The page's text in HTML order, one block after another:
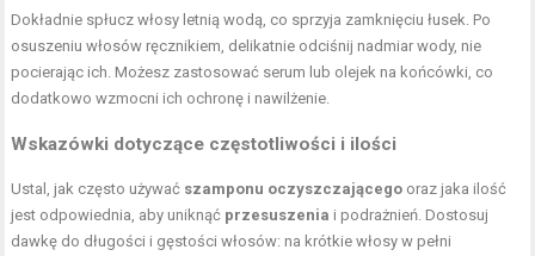
Dokładnie spłucz włosy letnią wodą, co sprzyja zamknięciu łusek. Po
osuszeniu włosów ręcznikiem, delikatnie odciśnij nadmiar wody, nie
pocierając ich. Możesz zastosować serum lub olejek na końcówki, co
dodatkowo wzmocni ich ochronę i nawilżenie.
Wskazówki dotyczące częstotliwości i ilości
Ustal, jak często używać szamponu oczyszczającego oraz jaka ilość
jest odpowiednia, aby uniknąć przesuszenia i podrażnień. Dostosuj
dawkę do długości i gęstości włosów: na krótkie włosy w pełni